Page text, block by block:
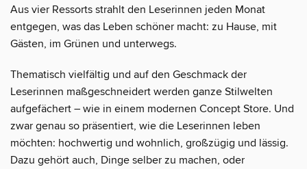
Aus vier Ressorts strahlt den Leserinnen jeden Monat
entgegen, was das Leben schöner macht: zu Hause, mit
Gästen, im Grünen und unterwegs.
Thematisch vielfältig und auf den Geschmack der
Leserinnen maßgeschneidert werden ganze Stilwelten
aufgefächert – wie in einem modernen Concept Store. Und
zwar genau so präsentiert, wie die Leserinnen leben
möchten: hochwertig und wohnlich, großzügig und lässig.
Dazu gehört auch, Dinge selber zu machen, oder